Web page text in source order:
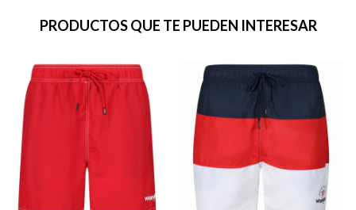
PRODUCTOS QUE TE PUEDEN INTERESAR